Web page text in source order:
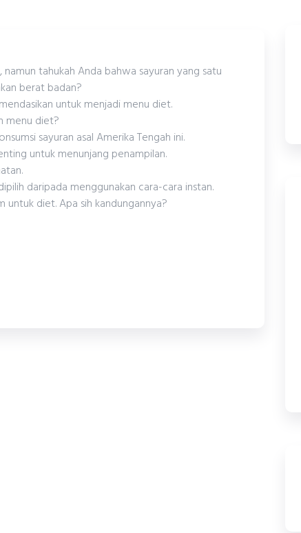
tahukah Anda bahwa sayuran yang satu
berat badan?
untuk menjadi menu diet.
menu diet?
sayuran asal Amerika Tengah ini.
untuk menunjang penampilan.
daripada menggunakan cara-cara instan.
untuk diet. Apa sih kandungannya?